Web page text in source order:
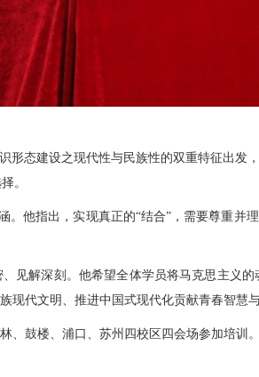
态建设之现代性与民族性的双重特征出发
。
他指出，实现真正的“结合”，需要尊重并
见解深刻。他希望全体学员将马克思主义
现代文明、推进中国式现代化贡献青春智慧与
鼓楼、浦口、苏州四校区四会场参加培训。